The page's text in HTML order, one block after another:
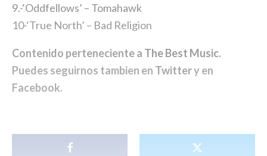
9.-‘Oddfellows’ – Tomahawk
10-‘True North’ – Bad Religion
Contenido perteneciente a The Best Music.
Puedes seguirnos tambien en Twittery en
Facebook.